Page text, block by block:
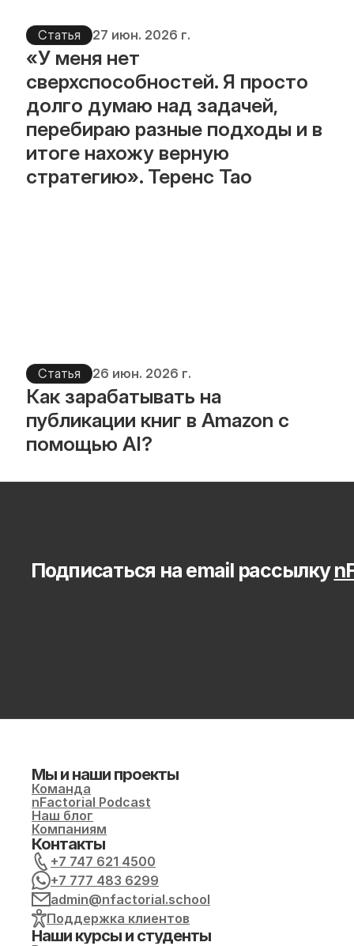
Статья 27 июн. 2026 г.
«У меня нет
сверхспособностей. Я просто
долго думаю над задачей,
перебираю разные подходы и в
итоге нахожу верную
стратегию». Теренс Тао
Статья 26 июн. 2026 г.
Как зарабатывать на
публикации книг в Amazon с
помощью AI?
Подписаться на email рассылку
Мы и наши проекты
Команда
nFactorial Podcast
Наш блог
Компаниям
Контакты
+7 747 621 4500
+7 777 483 6299
admin@nfactorial.school
Поддержка клиентов
Наши курсы и студенты